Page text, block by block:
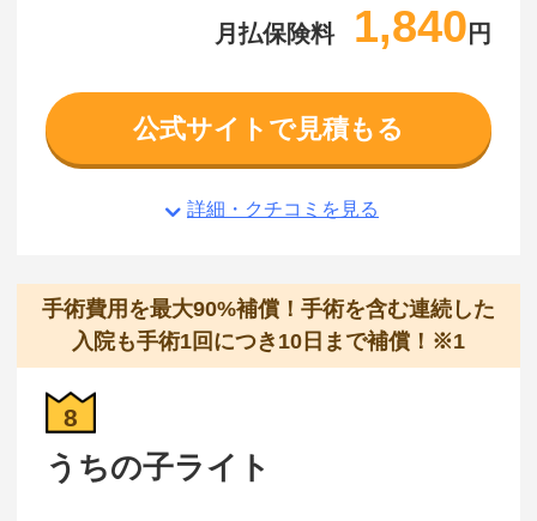
月払保険料 1,840 円
公式サイトで見積もる
詳細・クチコミを見る
手術費用を最大90%補償！手術を含む連続した
入院も手術1回につき10日まで補償！※1
8
うちの子ライト